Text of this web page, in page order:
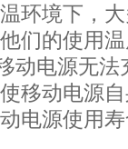
环境下，
们的使用
电源无法
移动电源
电源使用